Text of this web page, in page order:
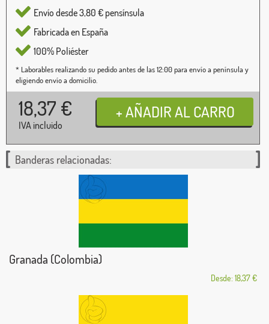
Envío desde 3,80 € pensínsula
Fabricada en España
100% Poliéster
* Laborables realizando su pedido antes de las 12:00 para envío a península y
eligiendo envío a domicilio.
18,37 €
IVA incluido
Banderas relacionadas:
Granada (Colombia)
Desde: 18,37 €